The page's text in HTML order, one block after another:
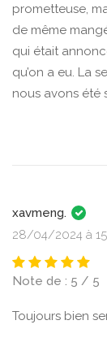
prometteuse,
de même
qui était
qu’on a eu. La
nous avons été
xavmeng.
28/04/2024 à
Note de : 5 / 5
Toujours bien